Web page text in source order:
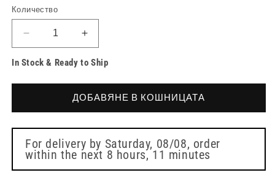
цена
Количество
Намаляване
на
количеството
дезинфекция
без
игла
70%
изопропилов
Увеличете
количеството
за
дезинфекция
без
игла
70%
изопропилов
алкохол
In Stock & Ready to Ship
ДОБАВЯНЕ В КОШНИЦАТА
For delivery by Saturday, 08/08, order
within the next 8 hours, 11 minutes